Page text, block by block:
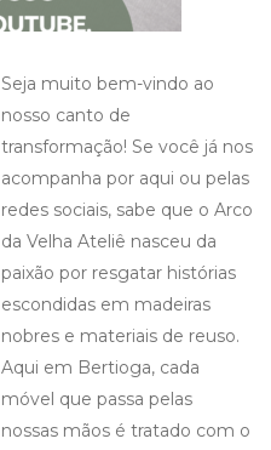
Seja muito bem-vindo ao
nosso canto de
transformação! Se você já nos
acompanha por aqui ou pelas
redes sociais, sabe que o Arco
da Velha Ateliê nasceu da
paixão por resgatar histórias
escondidas em madeiras
nobres e materiais de reuso.
Aqui em Bertioga, cada
móvel que passa pelas
nossas mãos é tratado com o